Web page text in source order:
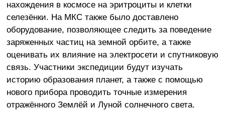
нахождения в космосе на эритроциты и клетки
селезёнки. На МКС также было доставлено
оборудование, позволяющее следить за поведение
заряженных частиц на земной орбите, а также
оценивать их влияние на электросети и спутниковую
связь. Участники экспедиции будут изучать
историю образования планет, а также с помощью
нового прибора проводить точные измерения
отражённого Землёй и Луной солнечного света.